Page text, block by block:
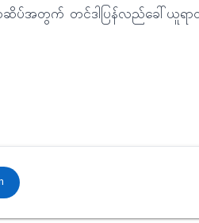
ပ်အတွက် တင်ဒါပြန်လည်ခေါ်ယူရ